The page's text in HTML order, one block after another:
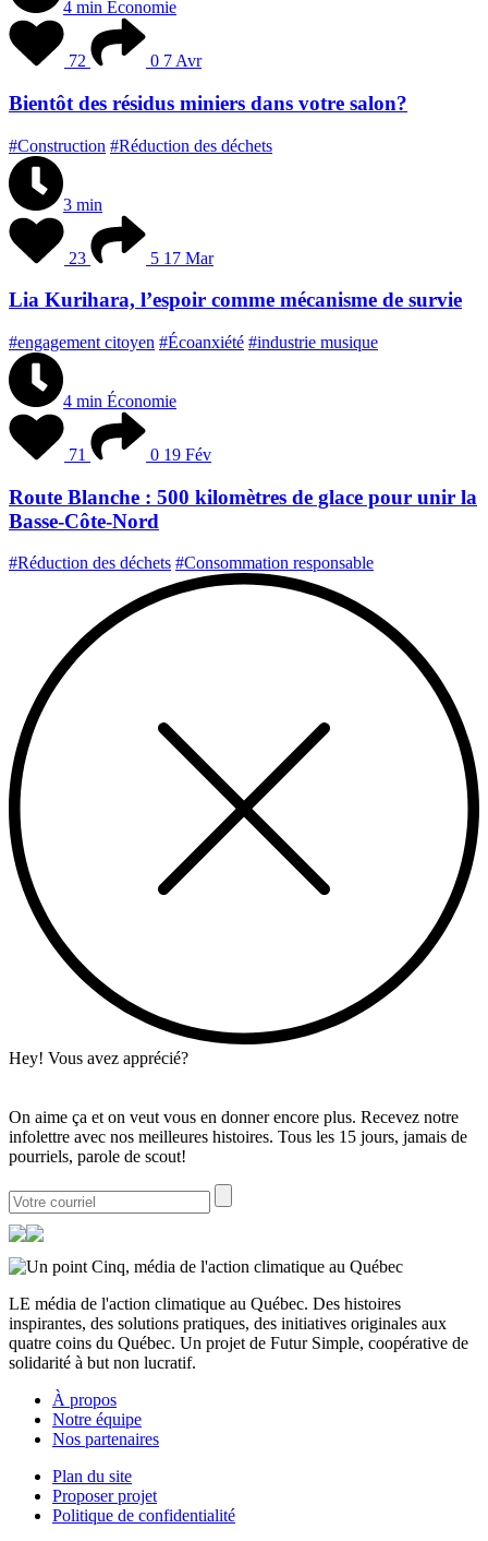
4 min Économie
72 0 7 Avr
Bientôt des résidus miniers dans votre salon?
#Construction #Réduction des déchets
3 min
23 5 17 Mar
Lia Kurihara, l’espoir comme mécanisme de survie
#engagement citoyen #Écoanxiété #industrie musique
4 min Économie
71 0 19 Fév
Route Blanche : 500 kilomètres de glace pour unir la
Basse-Côte-Nord
#Réduction des déchets #Consommation responsable
Hey! Vous avez apprécié?
On aime ça et on veut vous en donner encore plus. Recevez notre
infolettre avec nos meilleures histoires. Tous les 15 jours, jamais de
pourriels, parole de scout!
LE média de l'action climatique au Québec. Des histoires
inspirantes, des solutions pratiques, des initiatives originales aux
quatre coins du Québec. Un projet de Futur Simple, coopérative de
solidarité à but non lucratif.
À propos
Notre équipe
Nos partenaires
Plan du site
Proposer projet
Politique de confidentialité